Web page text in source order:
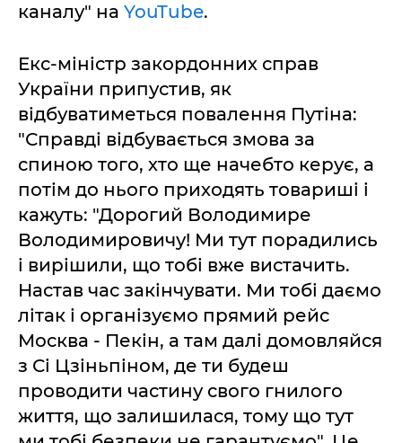
каналу" на YouTube.
Екс-міністр закордонних справ
України припустив, як
відбуватиметься повалення Путіна:
"Справді відбувається змова за
спиною того, хто ще начебто керує, а
потім до нього приходять товариші і
кажуть: "Дорогий Володимире
Володимировичу! Ми тут порадились
і вирішили, що тобі вже вистачить.
Настав час закінчувати. Ми тобі даємо
літак і організуємо прямий рейс
Москва - Пекін, а там далі домовляйся
з Сі Цзіньпіном, де ти будеш
проводити частину свого гнилого
життя, що залишилася, тому що тут